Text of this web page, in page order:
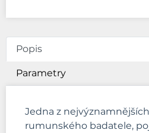
Popis
Parametry
Jedna z
rumunského badatele,